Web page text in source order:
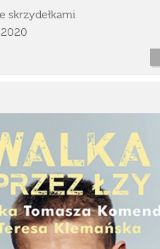
skrzydełkami